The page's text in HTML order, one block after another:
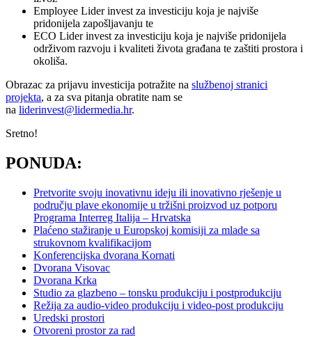
Employee Lider invest za investiciju koja je najviše
pridonijela zapošljavanju te
ECO Lider invest za investiciju koja je najviše pridonijela
održivom razvoju i kvaliteti života građana te zaštiti prostora i
okoliša.
Obrazac za prijavu investicija potražite na službenoj stranici
projekta, a za sva pitanja obratite nam se
na liderinvest@lidermedia.hr.
Sretno!
PONUDA:
Pretvorite svoju inovativnu ideju ili inovativno rješenje u
području plave ekonomije u tržišni proizvod uz potporu
Programa Interreg Italija – Hrvatska
Plaćeno stažiranje u Europskoj komisiji za mlade sa
strukovnom kvalifikacijom
Konferencijska dvorana Kornati
Dvorana Visovac
Dvorana Krka
Studio za glazbeno – tonsku produkciju i postprodukciju
Režija za audio-video produkciju i video-post produkciju
Uredski prostori
Otvoreni prostor za rad